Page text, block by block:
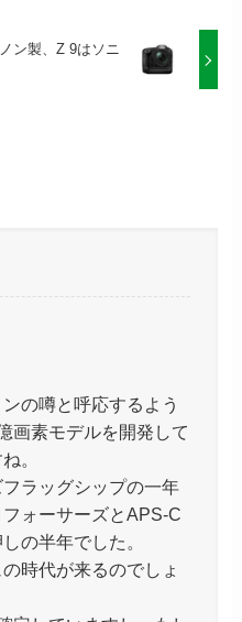
ン製、Z 9はソニ
の噂と呼応するよう
画素モデルを開発して
。
ラッグシップの一年
ォーサーズとAPS-C
の半年でした。
時代が来るのでしょ